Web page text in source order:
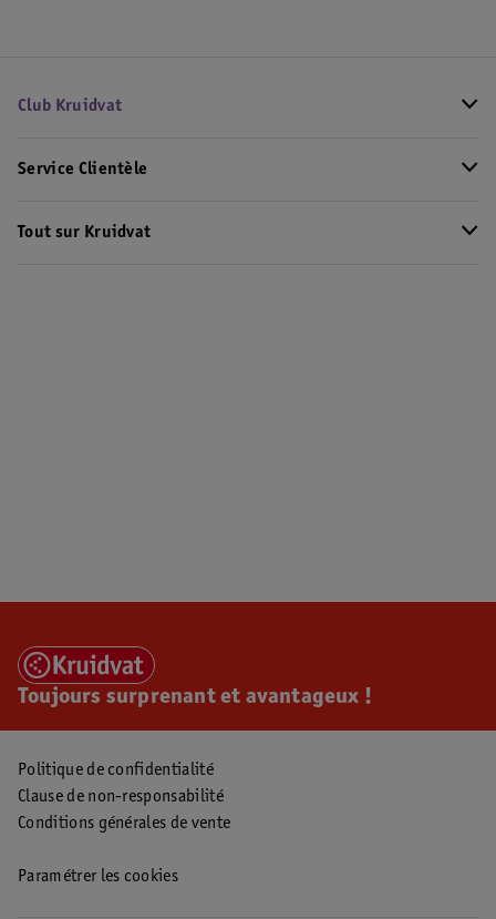
Club Kruidvat
Service Clientèle
Tout sur Kruidvat
Toujours surprenant et avantageux !
Politique de confidentialité
Clause de non-responsabilité
Conditions générales de vente
Paramétrer les cookies